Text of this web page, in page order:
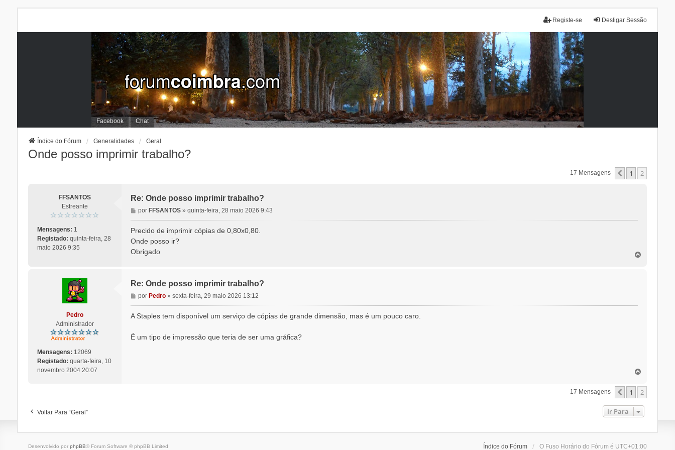
Desligar Sessão
Registe-se
Facebook Chat
Índice do Fórum Generalidades Geral
Onde posso imprimir trabalho?
17 Mensagens Anterior
1 2
FFSANTOS
Estreante
Mensagens: 1
Registado: quinta-feira, 28
maio 2026 9:35
Re: Onde posso imprimir trabalho?
M
e
a
g
porFFSANTOS »quinta-feira, 28 maio 2026 9:43
Precido de imprimir cópias de 0,80x0,80.
Onde posso ir?
Obrigado
Pedro
Administrador
Mensagens: 12069
Registado: quarta-feira, 10
novembro 2004 20:07
Re: Onde posso imprimir trabalho?
M
e
n
g
porPedro »sexta-feira, 29 maio 2026 13:12
A Staples tem disponível um serviço de cópias de grande dimensão, mas é um pouco caro.
É um tipo de impressão que teria de ser uma gráfica?
p
o
17 Mensagens Anterior
1 2
Voltar Para “Geral” Ir Para
Índice do Fórum O Fuso Horário do Fórum é UTC+01:00
Desenvolvido por phpBB® Forum Software © phpBB Limited